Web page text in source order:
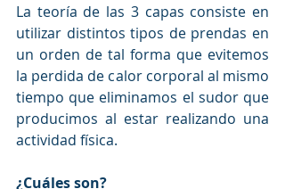
La teoría de las 3 capas consiste en
utilizar distintos tipos de prendas en
un orden de tal forma que evitemos
la perdida de calor corporal al mismo
tiempo que eliminamos el sudor que
producimos al estar realizando una
actividad física.
¿Cuáles son?